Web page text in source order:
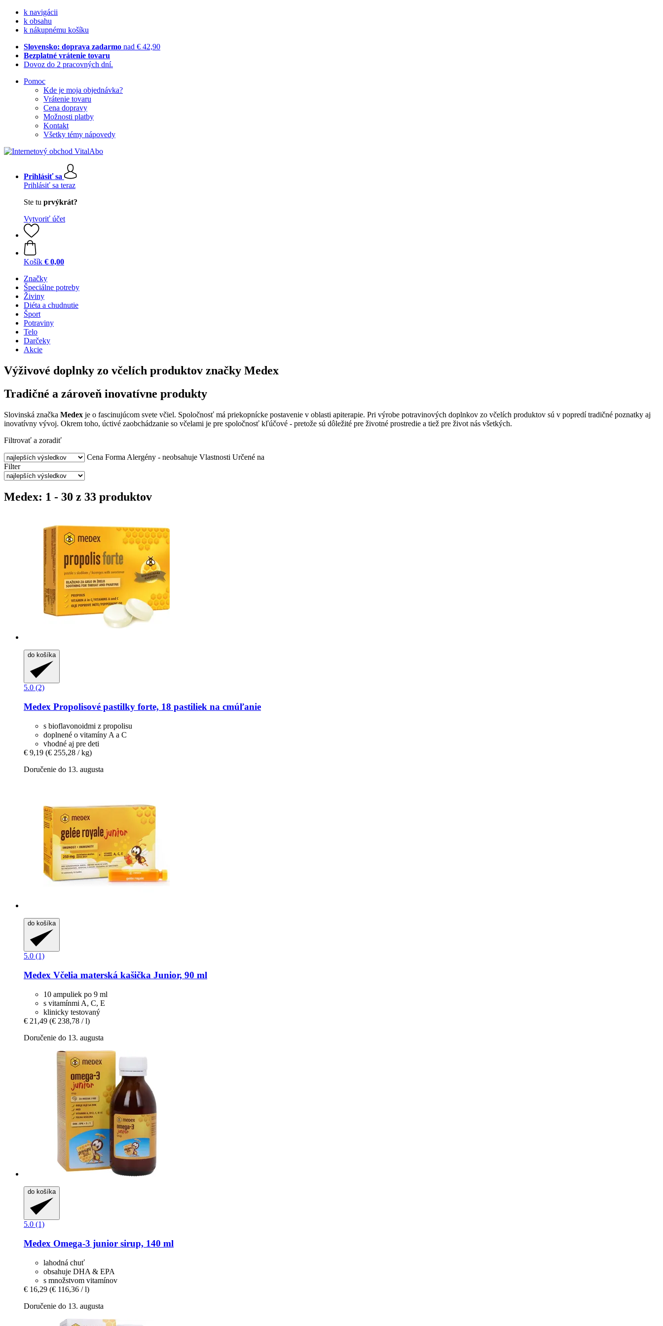
k navigácii
k obsahu
k nákupnému košíku
Slovensko: doprava zadarmo nad € 42,90
Bezplatné vrátenie tovaru
Dovoz do 2 pracovných dní.
Pomoc
Kde je moja objednávka?
Vrátenie tovaru
Cena dopravy
Možnosti platby
Kontakt
Všetky témy nápovedy
Prihlásiť sa
Prihlásiť sa teraz
Ste tu prvýkrát?
Vytvoriť účet
Košík € 0,00
Značky
Špeciálne potreby
Živiny
Diéta a chudnutie
Šport
Potraviny
Telo
Darčeky
Akcie
Výživové doplnky zo včelích produktov značky Medex
Tradičné a zároveň inovatívne produkty
Slovinská značka Medex je o fascinujúcom svete včiel. Spoločnosť má priekopnícke postavenie v oblasti apiterapie. Pri výrobe potravinových doplnkov zo včelích produktov sú v popredí tradičné poznatky aj
inovatívny vývoj. Okrem toho, úctivé zaobchádzanie so včelami je pre spoločnosť kľúčové - pretože sú dôležité pre životné prostredie a tiež pre život nás všetkých.
Filtrovať a zoradiť
Cena Forma Alergény - neobsahuje Vlastnosti Určené na
Filter
Medex: 1 - 30 z 33 produktov
do košíka
5.0 (2)
Medex Propolisové pastilky forte, 18 pastiliek na cmúľanie
s bioflavonoidmi z propolisu
doplnené o vitamíny A a C
vhodné aj pre deti
€ 9,19 (€ 255,28 / kg)
Doručenie do 13. augusta
do košíka
5.0 (1)
Medex Včelia materská kašička Junior, 90 ml
10 ampuliek po 9 ml
s vitamínmi A, C, E
klinicky testovaný
€ 21,49 (€ 238,78 / l)
Doručenie do 13. augusta
do košíka
5.0 (1)
Medex Omega-​3 junior sirup, 140 ml
lahodná chuť
obsahuje DHA & EPA
s množstvom vitamínov
€ 16,29 (€ 116,36 / l)
Doručenie do 13. augusta